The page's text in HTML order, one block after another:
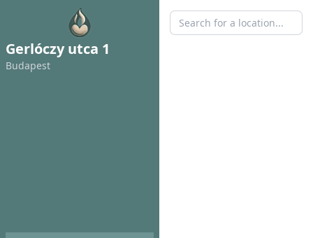
Gerlóczy utca 1
Budapest